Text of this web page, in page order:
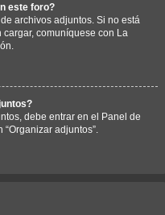
este foro?
archivos adjuntos. Si no está
comuníquese con La
debe entrar en el Panel de
adjuntos”.